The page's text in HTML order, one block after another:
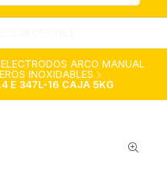
ELECTRODOS ARCO MANUAL
INOXIDABLES
E 347L-16 CAJA 5KG